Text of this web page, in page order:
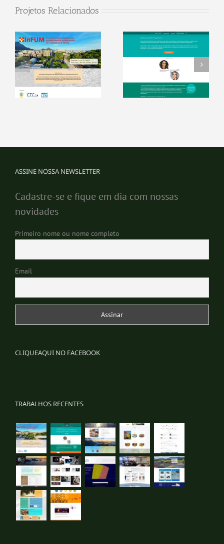
Projetos Relacionados
ASSINE NOSSA NEWSLETTER
Cadastre-se e fique em dia com nossas
novidades
Primeiro nome ou nome completo
Email
CLIQUEAQUI NO FACEBOOK
TRABALHOS RECENTES